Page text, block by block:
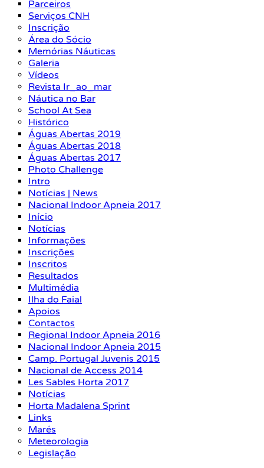
Parceiros
Serviços CNH
Inscrição
Área do Sócio
Memórias Náuticas
Galeria
Vídeos
Revista Ir_ao_mar
Náutica no Bar
School At Sea
Histórico
Águas Abertas 2019
Águas Abertas 2018
Águas Abertas 2017
Photo Challenge
Intro
Notícias | News
Nacional Indoor Apneia 2017
Início
Notícias
Informações
Inscrições
Inscritos
Resultados
Multimédia
Ilha do Faial
Apoios
Contactos
Regional Indoor Apneia 2016
Nacional Indoor Apneia 2015
Camp. Portugal Juvenis 2015
Nacional de Access 2014
Les Sables Horta 2017
Notícias
Horta Madalena Sprint
Links
Marés
Meteorologia
Legislação